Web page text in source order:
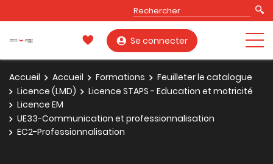
Se connecter
Accueil Accueil Formations
Feuilleter le catalogue
Licence (LMD)
Licence STAPS - Education et motricité
Licence EM
UE33-Communication et professionnalisation
EC2-Professionnalisation